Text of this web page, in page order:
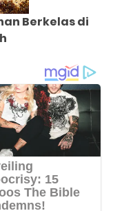
Berkelas di